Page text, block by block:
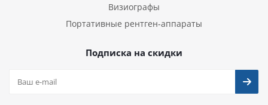
Визиографы
Портативные рентген-аппараты
Подписка на скидки